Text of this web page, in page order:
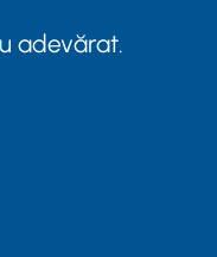
adevărat.